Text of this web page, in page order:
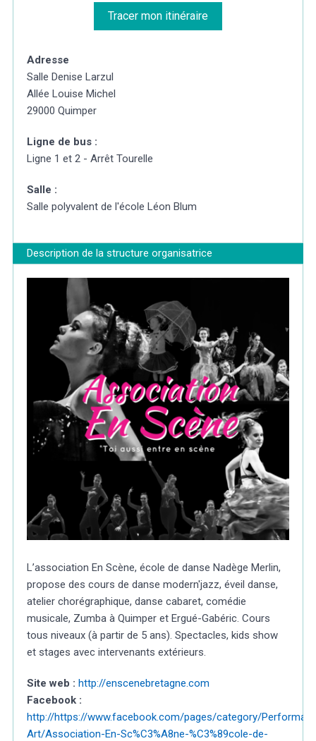
Tracer mon itinéraire
Adresse
Salle Denise Larzul
Allée Louise Michel
29000 Quimper
Ligne de bus :
Ligne 1 et 2 - Arrêt Tourelle
Salle :
Salle polyvalent de l'école Léon Blum
Description de la structure organisatrice
L’association En Scène, école de danse Nadège Merlin,
propose des cours de danse modern'jazz, éveil danse,
atelier chorégraphique, danse cabaret, comédie
musicale, Zumba à Quimper et Ergué-Gabéric. Cours
tous niveaux (à partir de 5 ans). Spectacles, kids show
et stages avec intervenants extérieurs.
Site web : http://enscenebretagne.com
Facebook :
http://https://www.facebook.com/pages/category/
Art/Association-En-Sc%C3%A8ne-%C3%89cole-de-